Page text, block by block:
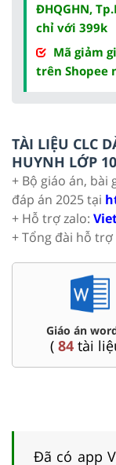
ĐHQGHN,
chỉ với 399k
Mã giảm
trên Shopee
TÀI LIỆU CLC
HUYNH LỚP 10
+ Bộ giáo án,
đáp án 2025 tại
+ Hỗ trợ zalo:
+ Tổng đài hỗ trợ
Giáo án
( 84tài
Đã có app